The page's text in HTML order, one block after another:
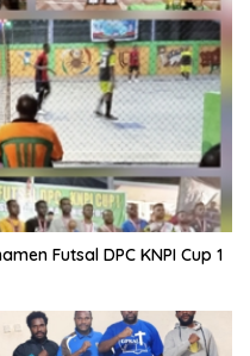
Futsal DPC KNPI Cup 1